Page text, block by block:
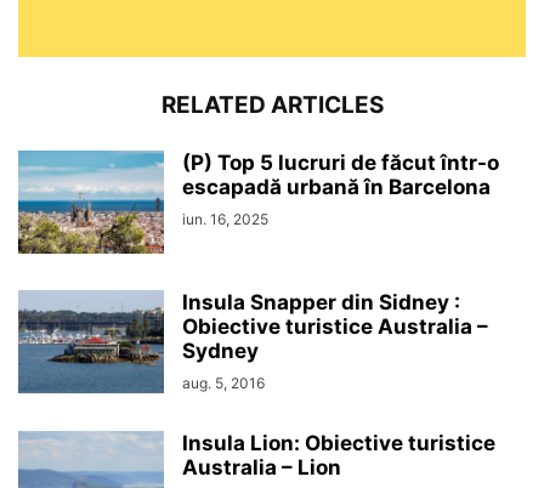
RELATED ARTICLES
(P) Top 5 lucruri de făcut într-o
escapadă urbană în Barcelona
iun. 16, 2025
Insula Snapper din Sidney :
Obiective turistice Australia –
Sydney
aug. 5, 2016
Insula Lion: Obiective turistice
Australia – Lion